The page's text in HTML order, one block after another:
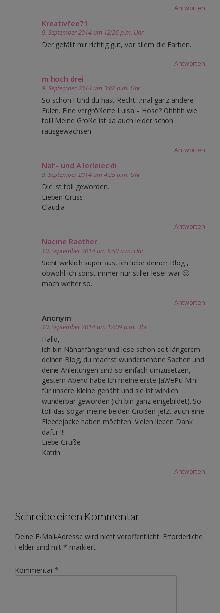
Antworten
Kreativfee71
9. September 2014 um 12:26 p.m. Uhr
Der gefällt mir richtig gut, vor allem die Farben.
Antworten
m hoch drei
9. September 2014 um 3:02 p.m. Uhr
So schön ! Und du hast Recht…mal ganz andere
Eulen. Eine vergrößerte Luisa – Hose? Ohhhh wie
toll! Meine Große ist da auch leider schon
rausgewachsen.
Antworten
Näh- und Allerleieckli
9. September 2014 um 4:25 p.m. Uhr
Die ist toll geworden.
Lieben Gruss
Claudia
Antworten
Nadine Raether
10. September 2014 um 8:50 a.m. Uhr
Sieht wirklich super aus, ich liebe deinen Blog ,
obwohl ich sonst immer nur stiller leser war 🙂
mach weiter so.
Antworten
Anonym
10. September 2014 um 12:09 p.m. Uhr
Hallo,
ich bin Nähanfänger und lese schon seit längerem
deinen Blog, du machst wunderschöne Sachen und
deine Anleitungen sind so einfach umzusetzen,
gestern Abend habe ich meine erste JaWePu Mini
für unsere Kleine genäht und sie ist wirklich
wunderbar geworden (ich bin ganz eingebildet). So
toll das sogar meine beiden Großen jetzt auch eine
Fleecejacke haben möchten. Vielen lieben Dank
dafür !!!
Liebe Grüße
Katrin
Antworten
Schreibe einen Kommentar
Deine E-Mail-Adresse wird nicht veröffentlicht. Erforderliche
Felder sind mit * markiert
Kommentar *